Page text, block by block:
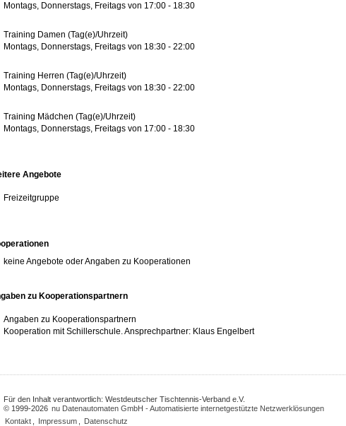
Montags, Donnerstags, Freitags von 17:00 - 18:30
Training Damen (Tag(e)/Uhrzeit)
Montags, Donnerstags, Freitags von 18:30 - 22:00
Training Herren (Tag(e)/Uhrzeit)
Montags, Donnerstags, Freitags von 18:30 - 22:00
Training Mädchen (Tag(e)/Uhrzeit)
Montags, Donnerstags, Freitags von 17:00 - 18:30
Angebote
Freizeitgruppe
keine Angebote oder Angaben zu Kooperationen
zu Kooperationspartnern
Angaben zu Kooperationspartnern
Kooperation mit Schillerschule. Ansprechpartner: Klaus Engelbert
Für den Inhalt verantwortlich: Westdeutscher Tischtennis-Verband e.V.
© 1999-2026 nu Datenautomaten GmbH - Automatisierte internetgestützte Netzwerklösungen
Kontakt
Impressum Datenschutz